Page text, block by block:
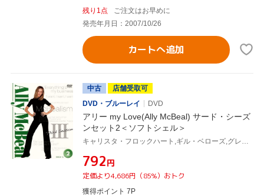
残り1点
ご注文はお早めに
発売年月日：2007/10/26
カートへ追加
中古
店舗受取可
DVD・ブルーレイ
DVD
アリー my Love(Ally McBeal) サード・シーズ
ンセット2＜ソフトシェル＞
¥792円
定価より4,686円（85%）おトク
獲得ポイント 7P